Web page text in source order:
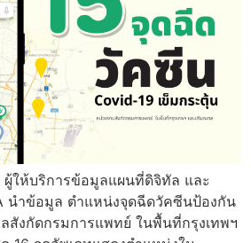
ให้บริการข้อมูลแผนที่ดิจิทัล และ
นำข้อมูล ตำแหน่งจุดฉีดวัคซีนป้องกัน
สังกัดกรมการแพทย์ ในพื้นที่กรุงเทพฯ